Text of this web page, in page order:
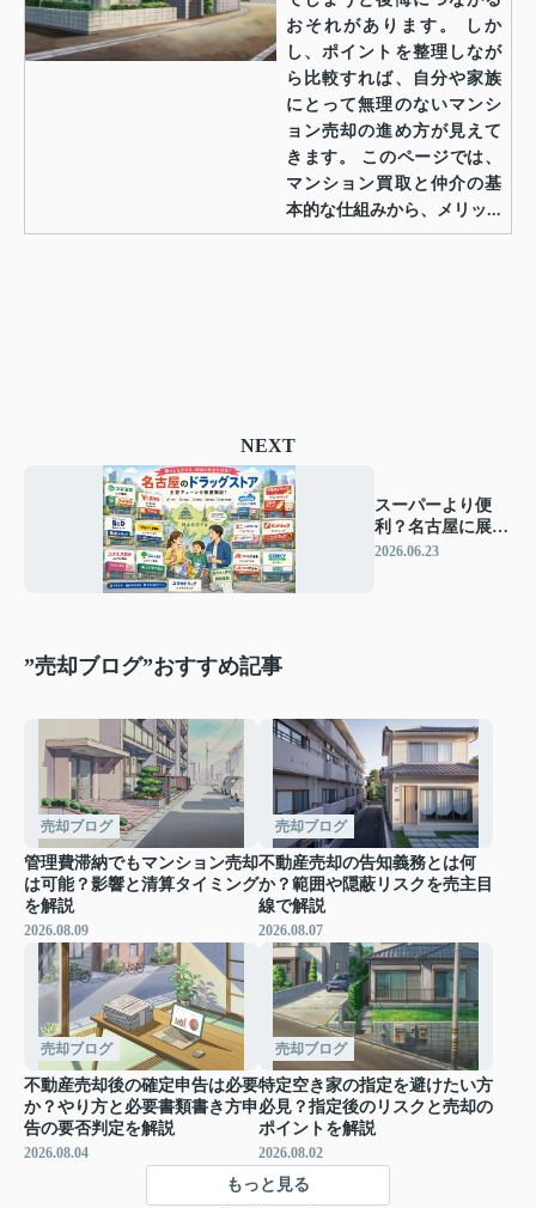
おそれがあります。 しか
し、ポイントを整理しなが
ら比較すれば、自分や家族
にとって無理のないマンシ
ョン売却の進め方が見えて
きます。 このページでは、
マンション買取と仲介の基
本的な仕組みから、メリッ...
NEXT
スーパーより便
利？名古屋に展開
するドラッグスト
2026.06.23
”売却ブログ”おすすめ記事
売却ブログ
管理費滞納でもマンション売却
は可能？影響と清算タイミング
を解説
2026.08.09
売却ブログ
不動産売却の告知義務とは何
か？範囲や隠蔽リスクを売主目
線で解説
2026.08.07
売却ブログ
不動産売却後の確定申告は必要
か？やり方と必要書類書き方申
告の要否判定を解説
2026.08.04
売却ブログ
特定空き家の指定を避けたい方
必見？指定後のリスクと売却の
ポイントを解説
2026.08.02
もっと見る